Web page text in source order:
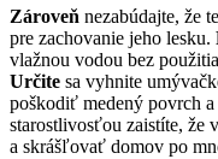
Zároveň nezabúdajte, že
pre zachovanie jeho lesku.
vlažnou vodou bez
Určite sa vyhnite
poškodiť medený povrch
starostlivosťou zaistíte, že
a skrášľovať domov po